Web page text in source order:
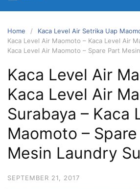
Home
Kaca Level Air Setrika Uap
Kaca Level Air Maomoto – Kaca Level Air
Kaca Level Air Maomoto – Spare Part
Kaca Level Air
Kaca Level Air
Surabaya – Kaca
Maomoto –
Mesin Laundry
SEPTEMBER 21, 2017